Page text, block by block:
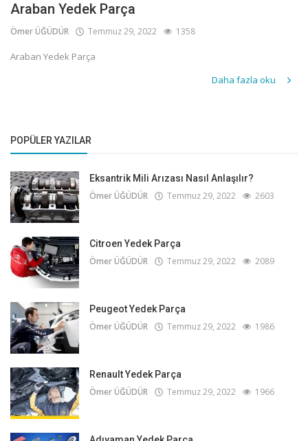
Araban Yedek Parça
Ömer ÜĞÜDÜR Temmuz 29, 2022 1358
Araban Yedek Parça
Daha fazla oku
POPÜLER YAZILAR
Eksantrik Mili Arızası Nasıl Anlaşılır?
Ömer ÜĞÜDÜR Temmuz 29, 2022 2603
Citroen Yedek Parça
Ömer ÜĞÜDÜR Temmuz 29, 2022 2089
Peugeot Yedek Parça
Ömer ÜĞÜDÜR Temmuz 29, 2022 1986
Renault Yedek Parça
Ömer ÜĞÜDÜR Temmuz 29, 2022 1966